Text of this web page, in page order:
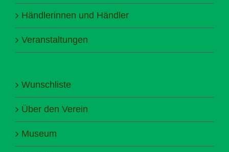
Händlerinnen und Händler
Veranstaltungen
Wunschliste
Über den Verein
Museum